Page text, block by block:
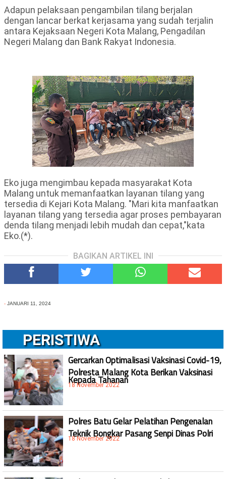
Adapun pelaksaan pengambilan tilang berjalan
dengan lancar berkat kerjasama yang sudah terjalin
antara Kejaksaan Negeri Kota Malang, Pengadilan
Negeri Malang dan Bank Rakyat Indonesia.
Eko juga mengimbau kepada masyarakat Kota
Malang untuk memanfaatkan layanan tilang yang
tersedia di Kejari Kota Malang. "Mari kita manfaatkan
layanan tilang yang tersedia agar proses pembayaran
denda tilang menjadi lebih mudah dan cepat,"kata
Eko.(*).
BAGIKAN ARTIKEL INI
- JANUARI 11, 2024
PERISTIWA
Gercarkan Optimalisasi Vaksinasi Covid-19,
Polresta Malang Kota Berikan Vaksinasi
Kepada Tahanan
18 November 2022
Polres Batu Gelar Pelatihan Pengenalan
Teknik Bongkar Pasang Senpi Dinas Polri
18 November 2022